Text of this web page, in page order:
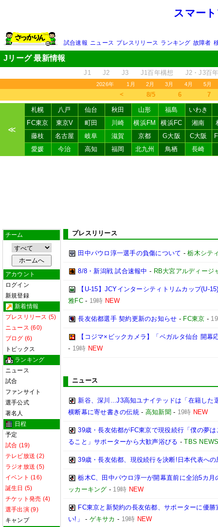
スマー
試合速報 ニュース プレスリリース ランキング 故障者
Jリーグ 最新情報
J1 J2 J3 J1百年構想 J2・J3百
2026年 1月 2月 3月 4月 5月
＜ 8/5 6 7
≪
札幌 八戸 仙台 秋田 山形 福島
いわき
FC東京
東京V 町田 川崎 横浜FM 横浜FC 湘南
藤枝
名古屋 岐阜 滋賀 京都 G大阪 C大阪
愛媛
今治 高知 福岡 北九州 鳥栖 長崎
チーム
アカウント
ログイン
新規登録
新着情報
プレスリリース (5)
ニュース (60)
ブログ (6)
トピックス
ランキング
ニュース
試合
ファンサイト
選手公式
著名人
日程
予定
試合 (19)
テレビ放送 (2)
ラジオ放送 (5)
イベント (16)
誕生日 (5)
チケット発売 (4)
選手出演 (9)
キャンプ
プレスリリース
田中パウロ淳一選手の負傷について -栃木シテ
8/8・新潟戦 試合速報中 - RB大宮アルディージ
【U-15】JCYインターシティトリムカップ(U-
雅FC- 19時 NEW
長友佑都選手 契約更新のお知らせ - FC東京 -
【コジマ×ビックカメラ】「ベガルタ仙台 開幕
- 19時 NEW
ニュース
新谷、深川...J3高知ユナイテッドは「在籍した
横断幕に寄せ書きの伝統- 高知新聞 - 19時 NEW
39歳・長友佑都がFC東京で現役続行「僕の夢
ること」サポーターから大歓声浴びる -TBS
39歳・長友佑都、現役続行を決断!日本代表への
栃木C、田中パウロ淳一が開幕直前に全治5カ
ッカーキング - 19時 NEW
FC東京と新契約の長友佑都、サポーターに優
い!」
- ゲキサカ - 19時 NEW